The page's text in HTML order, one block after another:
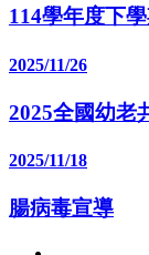
114學年度下
2025/11/26
2025全國幼老
2025/11/18
腸病毒宣導